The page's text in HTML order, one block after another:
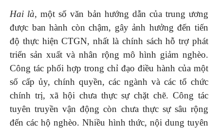
Hai là, một số văn bản hướng dẫn của trung ương
được ban hành còn chậm, gây ảnh hưởng đến tiến
độ thực hiện CTGN, nhất là chính sách hỗ trợ phát
triển sản xuất và nhân rộng mô hình giảm nghèo.
Công tác phối hợp trong chỉ đạo điều hành của một
số cấp ủy, chính quyền, các ngành và các tổ chức
chính trị, xã hội chưa thực sự chặt chẽ. Công tác
tuyên truyền vận động còn chưa thực sự sâu rộng
đến các hộ nghèo. Nhiều hình thức, nội dung tuyên